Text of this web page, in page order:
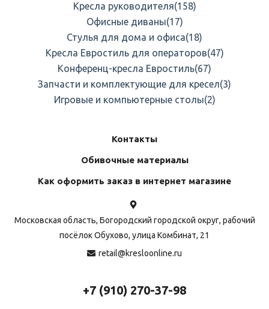
Кресла руководителя(158)
Офисные диваны(17)
Стулья для дома и офиса(18)
Кресла Евростиль для операторов(47)
Конференц-кресла Евростиль(67)
Запчасти и комплектующие для кресел(3)
Игровые и компьютерные столы(2)
Контакты
Обивочные материалы
Как оформить заказ в интернет магазине
Московская область, Богородский городской округ, рабочий
посёлок Обухово, улица Комбинат, 21
retail@kresloonline.ru
+7 (910) 270-37-98